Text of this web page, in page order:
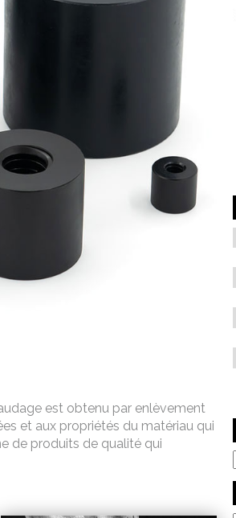
est obtenu par enlèvement
et aux propriétés du matériau qui
de produits de qualité qui